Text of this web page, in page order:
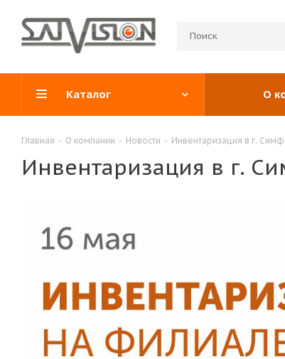
Каталог О
Главная - О компании - Новости - Инвентаризация в г.
Инвентаризация в г.